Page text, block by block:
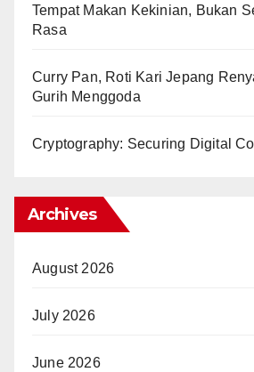
Tempat Makan Kekinian, Bukan
Rasa
Curry Pan, Roti Kari Jepang
Gurih Menggoda
Cryptography: Securing Digital
Archives
August 2026
July 2026
June 2026